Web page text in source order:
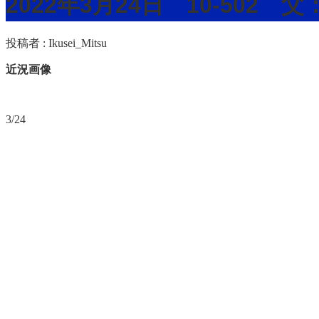
投稿者 : Ikusei_Mitsu
近況画像
3/24